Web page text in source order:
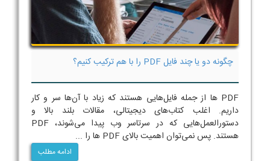
چگونه دو یا چند فایل PDF را با هم ترکیب کنیم؟
PDF ها از جمله فایل‌هایی هستند که زیاد با آن‌ها سر و کار
داریم. اغلب کتاب‌های دیجیتالی، مقالات بلند بالا و
دستورالعمل‌هایی که در سرتاسر وب پیدا می‌شوند، PDF
هستند. پس نمی‌توان اهمیت بالای PDF ها را ...
ادامه مطلب